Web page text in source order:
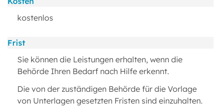
kostenlos
Frist
Sie können die Leistungen erhalten, wenn die
Behörde Ihren Bedarf nach Hilfe erkennt.
Die von der zuständigen Behörde für die Vorlage
von Unterlagen gesetzten Fristen sind einzuhalten.